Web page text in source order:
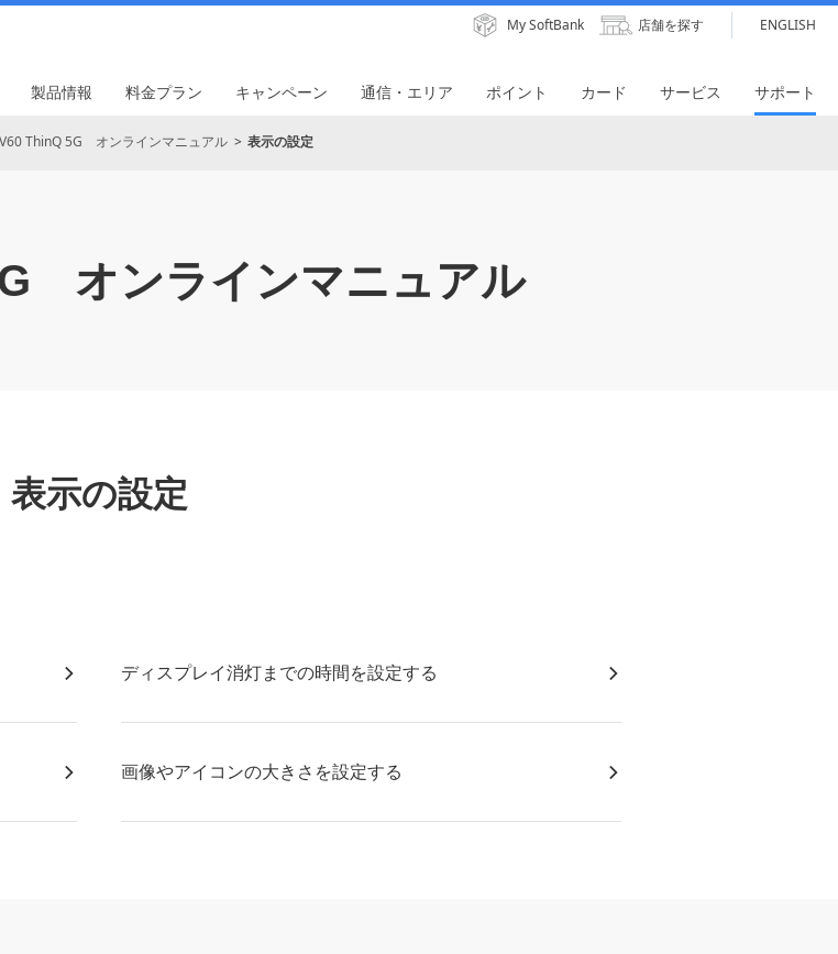
My SoftBank 店舗を探す ENGLISH
製品情報 料金プラン キャンペーン 通信・エリア ポイント カード サービス サポート
ThinQ 5G オンラインマニュアル 表示の設定
オンラインマニュアル
表示の設定
ディスプレイ消灯までの時間を設定する
画像やアイコンの大きさを設定する